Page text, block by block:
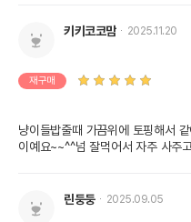
키키코코맘 2025.11.20
재구매
냥이들밥줄때 가끔위에 토핑해서
이예요~~^^넘 잘먹어서 자주 사주
린둥둥 2025.09.05